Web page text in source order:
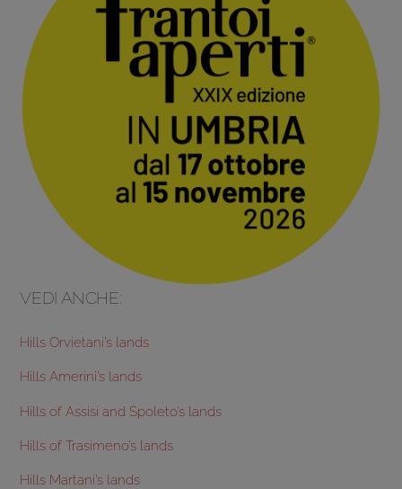
VEDI ANCHE:
Hills Orvietani’s lands
Hills Amerini’s lands
Hills of Assisi and Spoleto’s lands
Hills of Trasimeno’s lands
Hills Martani’s lands